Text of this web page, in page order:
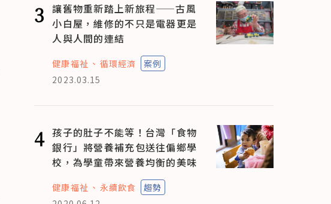
3
讓舊物重新踏上新旅程——古風
小白屋，維修的不只是電器更是
人與人間的連結
健康福祉 循環經濟
案例
2023.03.15
4 孩子的肚子不能等！台灣「食物
銀行」將營養補充包送往偏鄉學
校，為學童帶來營養均衡的美味
健康福祉 永續飲食
趨勢